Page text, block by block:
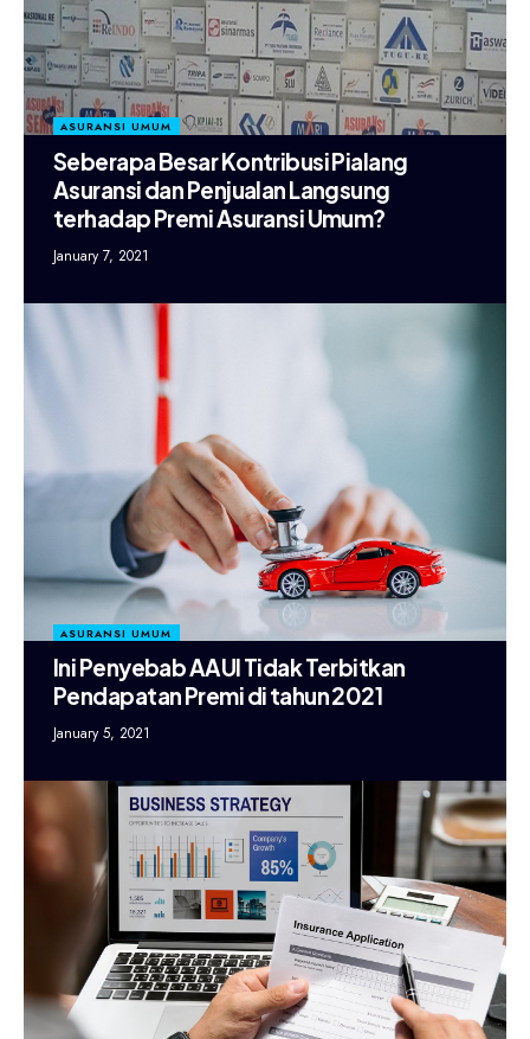
ASURANSI UMUM
Seberapa Besar Kontribusi Pialang
Asuransi dan Penjualan Langsung
terhadap Premi Asuransi Umum?
January 7, 2021
ASURANSI UMUM
Ini Penyebab AAUI Tidak Terbitkan
Pendapatan Premi di tahun 2021
January 5, 2021